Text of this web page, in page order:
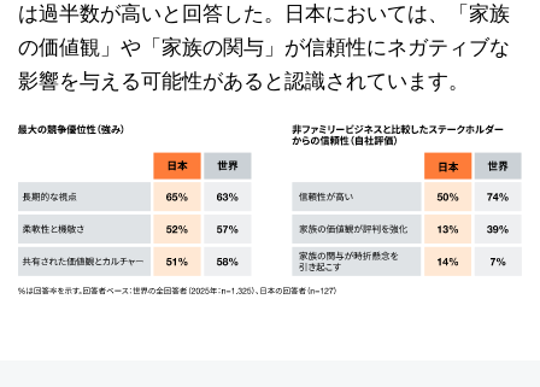
は過半数が高いと回答した。日本においては、「家族
の価値観」や「家族の関与」が信頼性にネガティブな
影響を与える可能性があると認識されています。